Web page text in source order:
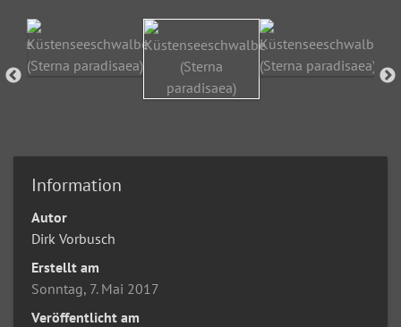
Information
Autor
Dirk Vorbusch
Erstellt am
Sonntag, 7. Mai 2017
Veröffentlicht am